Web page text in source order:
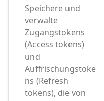
Speichere und
verwalte
Zugangstokens
(Access tokens)
und
Auffrischungstoke
ns (Refresh
tokens), die von